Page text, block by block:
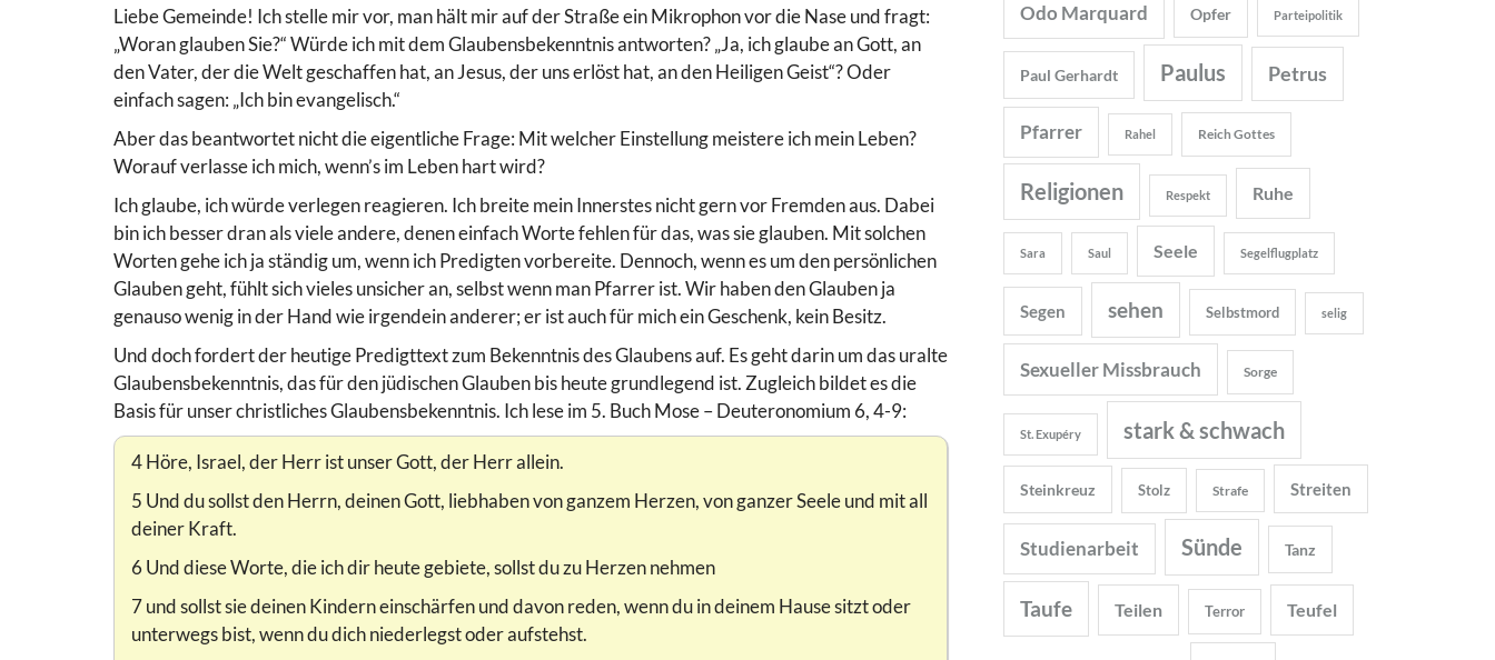
Liebe Gemeinde! Ich stelle mir vor, man hält mir auf der Straße ein Mikrophon vor die Nase und fragt:
„Woran glauben Sie?“ Würde ich mit dem Glaubensbekenntnis antworten? „Ja, ich glaube an Gott, an
den Vater, der die Welt geschaffen hat, an Jesus, der uns erlöst hat, an den Heiligen Geist“? Oder
einfach sagen: „Ich bin evangelisch.“
Aber das beantwortet nicht die eigentliche Frage: Mit welcher Einstellung meistere ich mein Leben?
Worauf verlasse ich mich, wenn’s im Leben hart wird?
Ich glaube, ich würde verlegen reagieren. Ich breite mein Innerstes nicht gern vor Fremden aus. Dabei
bin ich besser dran als viele andere, denen einfach Worte fehlen für das, was sie glauben. Mit solchen
Worten gehe ich ja ständig um, wenn ich Predigten vorbereite. Dennoch, wenn es um den persönlichen
Glauben geht, fühlt sich vieles unsicher an, selbst wenn man Pfarrer ist. Wir haben den Glauben ja
genauso wenig in der Hand wie irgendein anderer; er ist auch für mich ein Geschenk, kein Besitz.
Und doch fordert der heutige Predigttext zum Bekenntnis des Glaubens auf. Es geht darin um das uralte
Glaubensbekenntnis, das für den jüdischen Glauben bis heute grundlegend ist. Zugleich bildet es die
Basis für unser christliches Glaubensbekenntnis. Ich lese im 5. Buch Mose – Deuteronomium 6, 4-9:
4 Höre, Israel, der Herr ist unser Gott, der Herr allein.
5 Und du sollst den Herrn, deinen Gott, liebhaben von ganzem Herzen, von ganzer Seele und mit all
deiner Kraft.
6 Und diese Worte, die ich dir heute gebiete, sollst du zu Herzen nehmen
7 und sollst sie deinen Kindern einschärfen und davon reden, wenn du in deinem Hause sitzt oder
unterwegs bist, wenn du dich niederlegst oder aufstehst.
Odo Marquard Opfer Parteipolitik
Paul Gerhardt Paulus Petrus
Pfarrer Rahel Reich Gottes
Religionen Respekt Ruhe
Sara Saul Seele Segelflugplatz
Segen sehen Selbstmord selig
Sexueller Missbrauch Sorge
St. Exupéry stark & schwach
Steinkreuz Stolz Strafe Streiten
Studienarbeit Sünde Tanz
Taufe Teilen Terror Teufel